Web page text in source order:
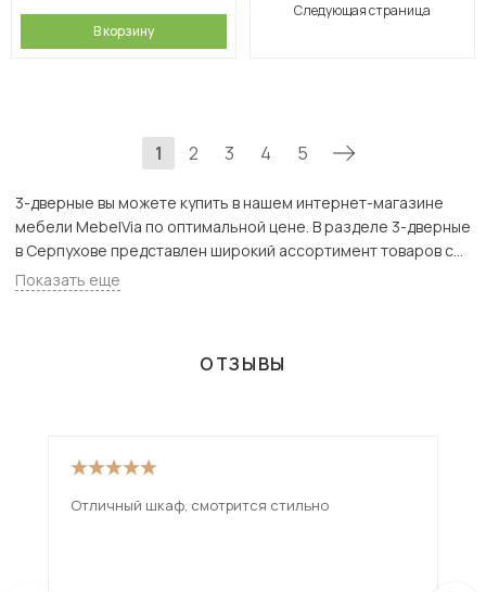
В корзину
Следующая страница
1 2 3 4 5
3-дверные вы можете купить в нашем интернет-магазине
мебели MebelVia по оптимальной цене. В разделе 3-дверные
в Серпухове представлен широкий ассортимент товаров с
доставкой в Москве и Подмосковью, включая Серпухов.
Всего товаров в категории «3-дверные» - 2053 шт.
Показать еще
ОТЗЫВЫ
Отличный шкаф, смотрится стильно